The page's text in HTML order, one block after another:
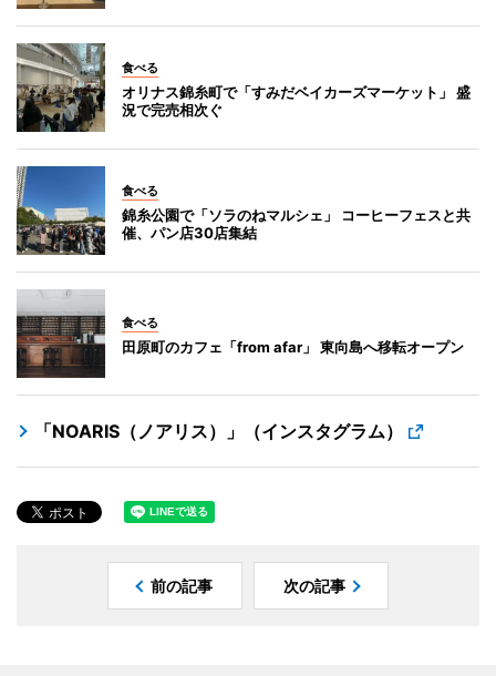
食べる
オリナス錦糸町で「すみだベイカーズマーケット」 盛
況で完売相次ぐ
食べる
錦糸公園で「ソラのねマルシェ」 コーヒーフェスと共
催、パン店30店集結
食べる
田原町のカフェ「from afar」 東向島へ移転オープン
「NOARIS（ノアリス）」（インスタグラム）
前の記事 次の記事